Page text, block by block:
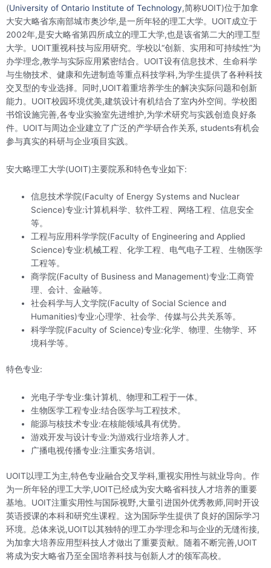
(University of Ontario Institute of Technology,简称UOIT)位于加拿
大安大略省东南部城市奥沙华,是一所年轻的理工大学。UOIT成立于
2002年,是安大略省第四所成立的理工大学,也是该省第二大的理工型
大学。UOIT重视科技与应用研究。学校以“创新、实用和可持续性”为
办学理念,教学与实际应用紧密结合。UOIT设有信息技术、生命科学
与生物技术、健康和先进制造等重点科技学科,为学生提供了各种科技
交叉型的专业选择。同时,UOIT着重培养学生的解决实际问题和创新
能力。UOIT校园环境优美,建筑设计有机结合了室内外空间。学校图
书馆设施完善,各专业实验室先进维护,为学术研究与实践创造良好条
件。UOIT与周边企业建立了广泛的产学研合作关系, students有机会
参与真实的科研与企业项目实践。
安大略理工大学(UOIT)主要院系和特色专业如下:
信息技术学院(Faculty of Energy Systems and Nuclear
Science)专业:计算机科学、软件工程、网络工程、信息安全
等。
工程与应用科学学院(Faculty of Engineering and Applied
Science)专业:机械工程、化学工程、电气电子工程、生物医学
工程等。
商学院(Faculty of Business and Management)专业:工商管
理、会计、金融等。
社会科学与人文学院(Faculty of Social Science and
Humanities)专业:心理学、社会学、传媒与公共关系等。
科学学院(Faculty of Science)专业:化学、物理、生物学、环
境科学等。
特色专业:
光电子学专业:集计算机、物理和工程于一体。
生物医学工程专业:结合医学与工程技术。
能源与核技术专业:在核能领域具有优势。
游戏开发与设计专业:为游戏行业培养人才。
广播电视传播专业:注重实务培训。
UOIT以理工为主,特色专业融合交叉学科,重视实用性与就业导向。作
为一所年轻的理工大学,UOIT已经成为安大略省科技人才培养的重要
基地。UOIT注重实用性与国际视野,大量引进国外优秀教师,同时开设
英语授课的本科和研究生课程。这为国际学生提供了良好的国际学习
环境。总体来说,UOIT以其独特的理工办学理念和与企业的无缝衔接,
为加拿大培养应用型科技人才做出了重要贡献。随着不断完善,UOIT
将成为安大略省乃至全国培养科技与创新人才的领军高校。